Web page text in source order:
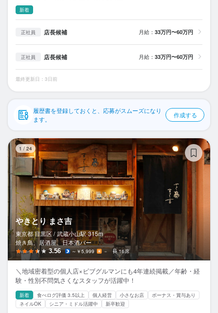
ヘルプ・お問い合わせフォーム
掲載をご検討の店舗様へ
プライバシーポリシー
企業情報
新着
正社員 店長候補 月給： 33万円〜60万円
正社員 店長候補 月給： 33万円〜60万円
最終更新日：3日前
履歴書を登録しておくと、応募がスムーズになり
ます。
作成する
1 / 24
やきとり まさ吉
東京都 目黒区 / 武蔵小山駅 315m
焼き鳥、居酒屋、日本酒バー
3.56 ～￥5,999 － 16席
＼地域密着型の個人店×ビブグルマンにも4年連続掲載／年齢・経
験・性別不問気さくなスタッフが活躍中！
新着 食べログ評価 3.5以上 個人経営 小さなお店
ボーナス・賞与あり
ネイルOK
シニア・ミドル活躍中 新卒歓迎